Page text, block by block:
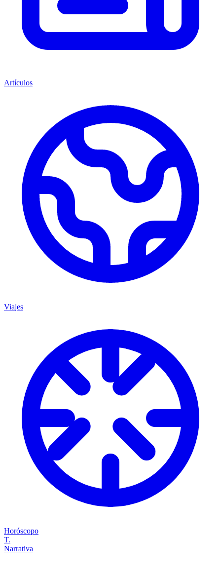
Artículos
Viajes
Horóscopo
T.
Narrativa